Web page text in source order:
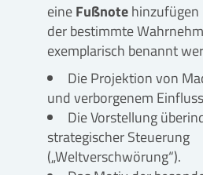
eineFußnotehinzufügen
der bestimmte
exemplarisch benannt
Die Projektion von
und verborgenem
Die Vorstellung
strategischer Steuerung
(„Weltverschwörung“).